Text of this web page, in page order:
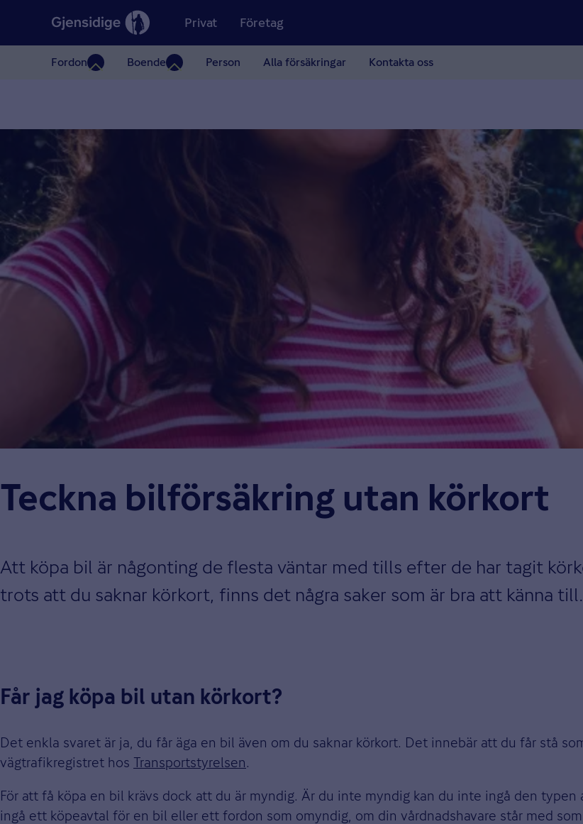
Privat
Fordon Boende Person Alla försäkringar Kontakta oss
Företag
Teckna bilförsäkring utan körkort
Att köpa bil är någonting de flesta väntar med tills efter de har tagit
trots att du saknar körkort, finns det några saker som är bra att känna till.
Får jag köpa bil utan körkort?
Det enkla svaret är ja, du får äga en bil även om du saknar körkort. Det innebär att du får stå
vägtrafikregistret hos Transportstyrelsen.
För att få köpa en bil krävs dock att du är myndig. Är du inte myndig kan du inte ingå den
ingå ett köpeavtal för en bil eller ett fordon som omyndig, om din vårdnadshavare står med